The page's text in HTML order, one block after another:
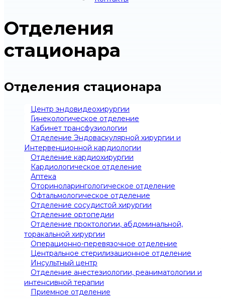
Отделения
стационара
Отделения стационара
Центр эндовидеохирургии
Гинекологическое отделение
Кабинет трансфузиологии
Отделение Эндоваскулярной хирургии и
Интервенционной кардиологии
Отделение кардиохирургии
Кардиологическое отделение
Аптека
Оториноларингологическое отделение
Офтальмологическое отделение
Отделение сосудистой хирургии
Отделение ортопедии
Отделение проктологии, абдоминальной,
торакальной хирургии
Операционно-перевязочное отделение
Центральное стерилизационное отделение
Инсультный центр
Отделение анестезиологии, реаниматологии и
интенсивной терапии
Приемное отделение